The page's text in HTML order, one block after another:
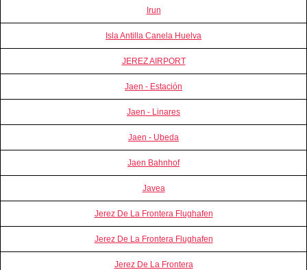
Irun
Isla Antilla Canela Huelva
JEREZ AIRPORT
Jaen - Estación
Jaen - Linares
Jaen - Ubeda
Jaen Bahnhof
Javea
Jerez De La Frontera Flughafen
Jerez De La Frontera Flughafen
Jerez De La Frontera